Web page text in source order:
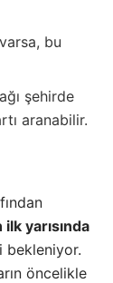
bu
şehirde
aranabilir.
ilk yarısında
bekleniyor.
öncelikle